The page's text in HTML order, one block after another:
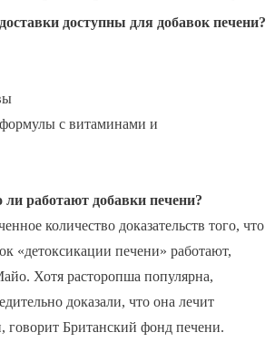
доступны для добавок печени?
с витаминами и
ли работают добавки печени?
количество доказательств того, что
«детоксикации печени» работают,
Хотя расторопша популярна,
доказали, что она лечит
говорит Британский фонд печени.